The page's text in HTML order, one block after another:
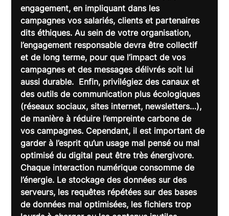
engagement, en impliquant dans les
campagnes vos salariés, clients et partenaires
dits éthiques. Au sein de votre organisation,
l’engagement responsable devra être collectif
et de long terme, pour que l’impact de vos
campagnes et des messages délivrés soit lui
aussi durable.  Enfin, privilégiez des canaux et
des outils de communication plus écologiques
(réseaux sociaux, sites internet, newsletters…),
de manière à réduire l’empreinte carbone de
vos campagnes. Cependant, il est important de
garder à l’esprit qu’un usage mal pensé ou mal
optimisé du digital peut être très énergivore.
Chaque interaction numérique consomme de
l’énergie. Le stockage des données sur des
serveurs, les requêtes répétées sur des bases
de données mal optimisées, les fichiers trop